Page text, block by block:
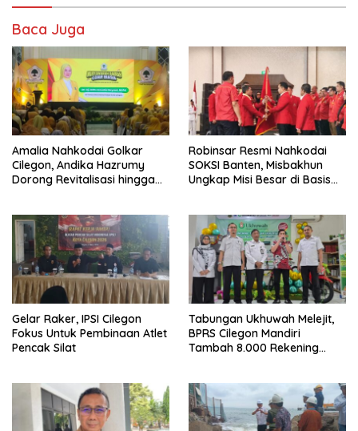
Baca Juga
Amalia Nahkodai Golkar
Cilegon, Andika Hazrumy
Dorong Revitalisasi hingga
Robinsar Resmi Nahkodai
SOKSI Banten, Misbakhun
Ungkap Misi Besar di Basis
Gelar Raker, IPSI Cilegon
Fokus Untuk Pembinaan Atlet
Pencak Silat
Tabungan Ukhuwah Melejit,
BPRS Cilegon Mandiri
Tambah 8.000 Rekening